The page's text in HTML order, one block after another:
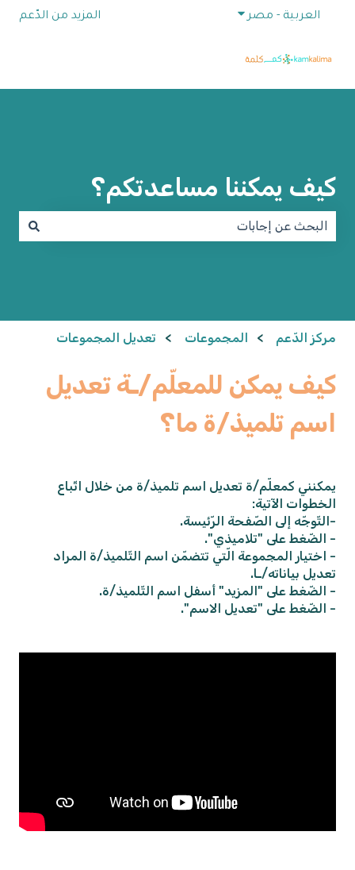
العربية - مصر إظهار القائمة الفرعية للترجماتالمزيد من الدّعم
كيف يمكننا مساعدتكم؟
مركز الدّعم المجموعات تعديل المجموعات
كيف يمكن للمعلّم/ـة تعديل
اسم تلميذ/ة ما؟
يمكنني كمعلّم/ة تعديل اسم تلميذ/ة من خلال اتّباع
الخطوات الآتية:
-التّوجّه إلى الصّفحة الرّئيسة.
- الضّغط على "تلاميذي".
- اختيار المجموعة الّتي تتضمّن اسم التّلميذ/ة المراد
تعديل بياناته/ـا.
- الضّغط على "المزيد" أسفل اسم التّلميذ/ة.
- الضّغط على "تعديل الاسم".